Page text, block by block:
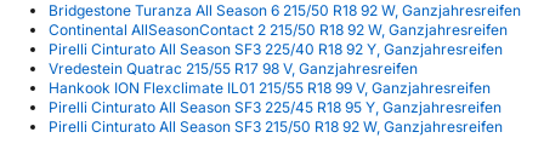
Bridgestone Turanza All Season 6 215/50 R18 92 W, Ganzjahresreifen
Continental AllSeasonContact 2 215/50 R18 92 W, Ganzjahresreifen
Pirelli Cinturato All Season SF3 225/40 R18 92 Y, Ganzjahresreifen
Vredestein Quatrac 215/55 R17 98 V, Ganzjahresreifen
Hankook ION Flexclimate IL01 215/55 R18 99 V, Ganzjahresreifen
Pirelli Cinturato All Season SF3 225/45 R18 95 Y, Ganzjahresreifen
Pirelli Cinturato All Season SF3 215/50 R18 92 W, Ganzjahresreifen